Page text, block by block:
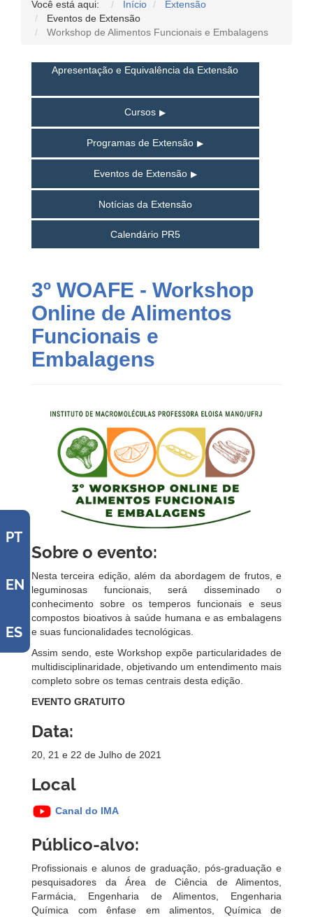
PT
EN
ES
Você está aqui: Início
Extensão
Eventos de Extensão
Workshop de Alimentos Funcionais e Embalagens
Apresentação e Equivalência da Extensão
Cursos
Programas de Extensão
Eventos de Extensão
Notícias da Extensão
Calendário PR5
3º WOAFE - Workshop
Online de Alimentos
Funcionais e
Embalagens
Sobre o evento:
Nesta terceira edição, além da abordagem de frutos, e
leguminosas funcionais, será disseminado o
conhecimento sobre os temperos funcionais e seus
compostos bioativos à saúde humana e as embalagens
e suas funcionalidades tecnológicas.
Assim sendo, este Workshop expõe particularidades de
multidisciplinaridade, objetivando um entendimento mais
completo sobre os temas centrais desta edição.
EVENTO GRATUITO
Data:
20, 21 e 22 de Julho de 2021
Local
Canal do IMA
Público-alvo:
Profissionais e alunos de graduação, pós-graduação e
pesquisadores da Área de Ciência de Alimentos,
Farmácia, Engenharia de Alimentos, Engenharia
Química com ênfase em alimentos, Química de